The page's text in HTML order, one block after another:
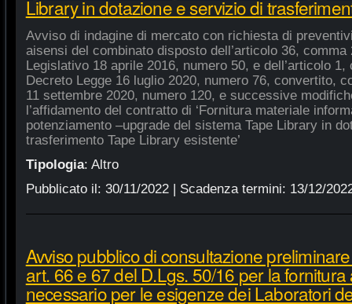
Library in dotazione e servizio di
Avviso di indagine di mercato con richiesta di
aisensi del combinato disposto dell’articolo 36,
Legislativo 18 aprile 2016, numero 50, e dell’articolo
Decreto Legge 16 luglio 2020, numero 76, convertito,
11 settembre 2020, numero 120, e successive
l’affidamento del contratto di ‘Fornitura materiale
potenziamento –upgrade del sistema Tape Library in
trasferimento Tape Library esistente’
Tipologia: Altro
Pubblicato il: 30/11/2022| Scadenza termini: 13/12/
Avviso pubblico di consultazione
art. 66 e 67 del D.Lgs. 50/16 per la
necessario per le esigenze dei Laboratori